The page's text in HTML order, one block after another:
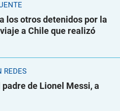
los otros detenidos por la
a Chile que realizó
REDES
de Lionel Messi, a